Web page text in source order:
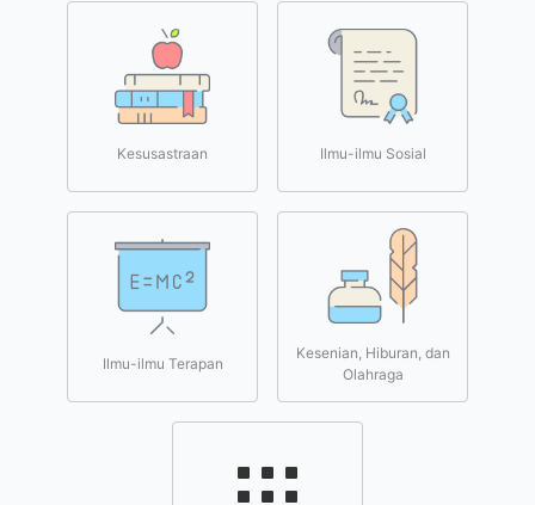
Kesusastraan Ilmu-ilmu Sosial
Ilmu-ilmu Terapan
Kesenian, Hiburan, dan
Olahraga